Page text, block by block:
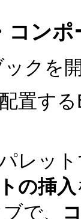
コン
クを
置す
レッ
の挿入
で、